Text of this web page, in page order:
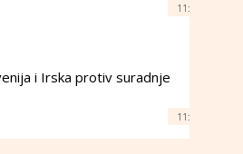
11:
i Irska protiv suradnje
11: